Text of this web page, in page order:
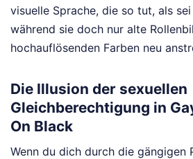
visuelle Sprache, die so tut, als
während sie doch nur alte
hochauflösenden Farben neu
Die Illusion der sexuellen
Gleichberechtigung in
On Black
Wenn du dich durch die gängigen